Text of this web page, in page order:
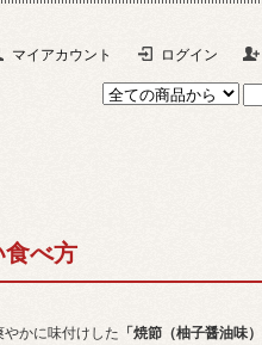
マイアカウント ログイン
べ方
やかに味付けした 「焼節（柚子醤油味）